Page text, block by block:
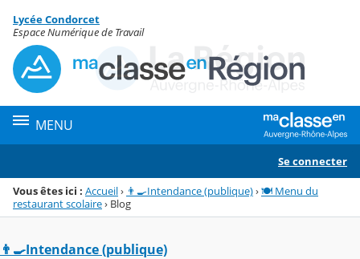
Menu de la rubrique
Contenu
Lycée Condorcet
Espace Numérique de Travail
MENU
Se connecter
Vous êtes ici : Accueil› 👨‍🍳Intendance (publique)›🍽️ Menu du
restaurant scolaire› Blog
👨‍🍳Intendance (publique)